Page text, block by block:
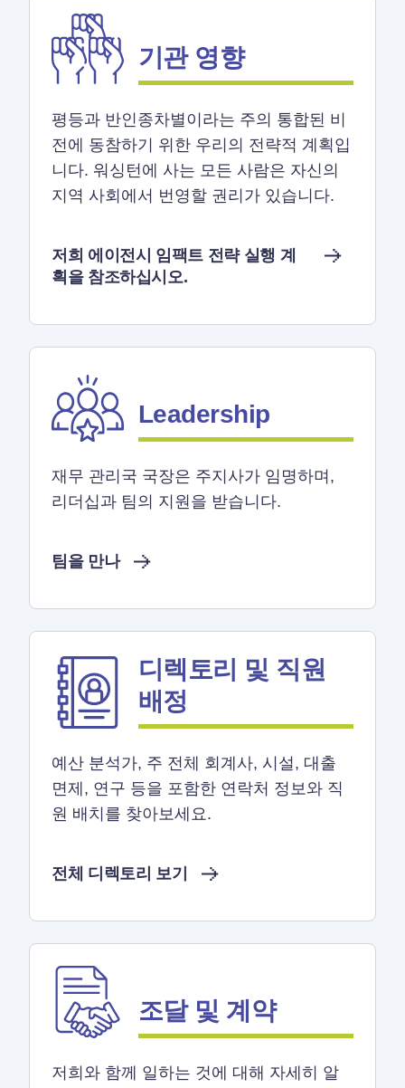
기관 영향
평등과 반인종차별이라는 주의 통합된 비
전에 동참하기 위한 우리의 전략적 계획입
니다. 워싱턴에 사는 모든 사람은 자신의
지역 사회에서 번영할 권리가 있습니다.
저희 에이전시 임팩트 전략 실행 계
획을 참조하십시오.
Leadership
재무 관리국 국장은 주지사가 임명하며,
리더십과 팀의 지원을 받습니다.
팀을 만나
디렉토리 및 직원
배정
예산 분석가, 주 전체 회계사, 시설, 대출
면제, 연구 등을 포함한 연락처 정보와 직
원 배치를 찾아보세요.
전체 디렉토리 보기
조달 및 계약
저희와 함께 일하는 것에 대해 자세히 알